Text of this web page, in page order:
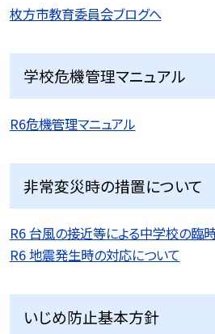
枚方市教育委員会ブログへ
学校危機管理マニュアル
R6危機管理マニュアル
非常変災時の措置について
R6 台風の接近等による中学校の臨
R6 地震発生時の対応について
いじめ防止基本方針